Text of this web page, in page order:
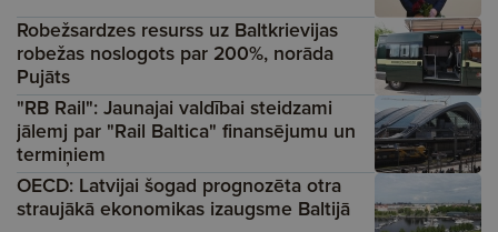
Robežsardzes resurss uz Baltkrievijas
robežas noslogots par 200%, norāda
Pujāts
"RB Rail": Jaunajai valdībai steidzami
jālemj par "Rail Baltica" finansējumu un
termiņiem
OECD: Latvijai šogad prognozēta otra
straujākā ekonomikas izaugsme Baltijā